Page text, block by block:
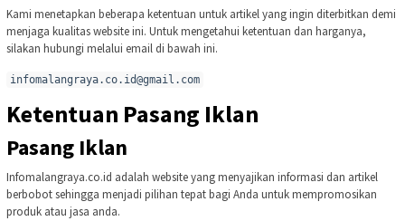
Kami menetapkan beberapa ketentuan untuk artikel yang ingin diterbitkan demi
menjaga kualitas website ini. Untuk mengetahui ketentuan dan harganya,
silakan hubungi melalui email di bawah ini.
infomalangraya.co.id@gmail.com
Ketentuan Pasang Iklan
Pasang Iklan
Infomalangraya.co.id adalah website yang menyajikan informasi dan artikel
berbobot sehingga menjadi pilihan tepat bagi Anda untuk mempromosikan
produk atau jasa anda.